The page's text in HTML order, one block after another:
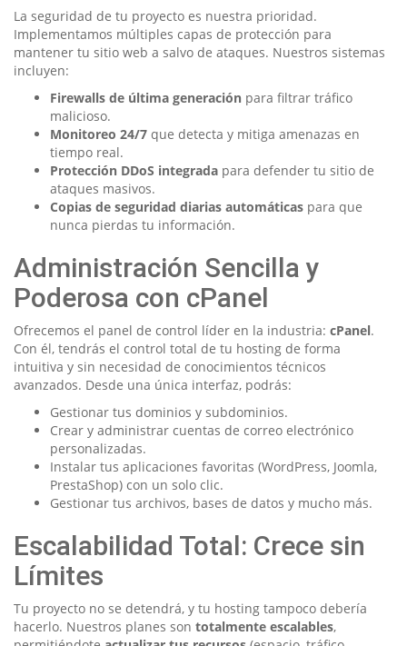
La seguridad de tu proyecto es nuestra prioridad.
Implementamos múltiples capas de protección para
mantener tu sitio web a salvo de ataques. Nuestros sistemas
incluyen:
Firewalls de última generación para filtrar tráfico
malicioso.
Monitoreo 24/7 que detecta y mitiga amenazas en
tiempo real.
Protección DDoS integrada para defender tu sitio de
ataques masivos.
Copias de seguridad diarias automáticas para que
nunca pierdas tu información.
Administración Sencilla y
Poderosa con cPanel
Ofrecemos el panel de control líder en la industria: cPanel.
Con él, tendrás el control total de tu hosting de forma
intuitiva y sin necesidad de conocimientos técnicos
avanzados. Desde una única interfaz, podrás:
Gestionar tus dominios y subdominios.
Crear y administrar cuentas de correo electrónico
personalizadas.
Instalar tus aplicaciones favoritas (WordPress, Joomla,
PrestaShop) con un solo clic.
Gestionar tus archivos, bases de datos y mucho más.
Escalabilidad Total: Crece sin
Límites
Tu proyecto no se detendrá, y tu hosting tampoco debería
hacerlo. Nuestros planes son totalmente escalables,